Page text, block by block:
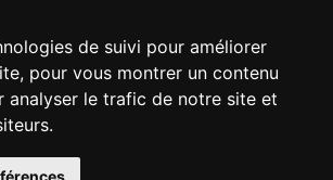
de suivi pour améliorer
pour vous montrer un contenu
analyser le trafic de notre site et